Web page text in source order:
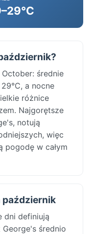
średnie
a nocne
różnice
Najgorętsze
notują
więc
pogodę w całym
październik
dni definiują
średnio